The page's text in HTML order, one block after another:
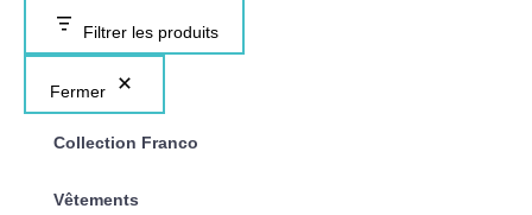
Filtrer les produits
Fermer
Collection Franco
Vêtements